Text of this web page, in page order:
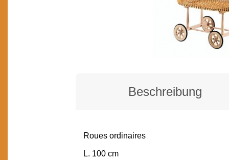
Beschreibung
BESCHREIBUNG
Roues ordinaires
L. 100 cm